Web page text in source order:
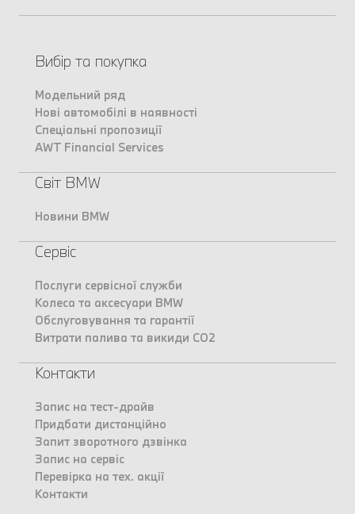
Вибір та покупка
Модельний ряд
Нові автомобілі в наявності
Спеціальні пропозиції
AWT Financial Services
Світ BMW
Новини BMW
Сервіс
Послуги сервісної служби
Колеса та аксесуари BMW
Обслуговування та гарантії
Витрати палива та викиди CO2
Контакти
Запис на тест-драйв
Придбати дистанційно
Запит зворотного дзвінка
Запис на сервіс
Перевірка на тех. акції
Контакти